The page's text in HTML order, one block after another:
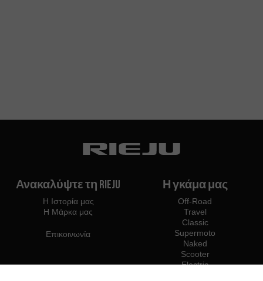
Ανακαλύψτε τη Rieju
Η Ιστορία μας
Η Μάρκα μας
Επικοινωνία
Η γκάμα μας
Off-Road
Travel
Classic
Supermoto
Naked
Scooter
Electric